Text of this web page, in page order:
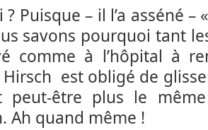
Puisque – il l’a asséné
savons pourquoi tant
comme à l’hôpital à
est obligé de
peut-être plus le
Ah quand même !